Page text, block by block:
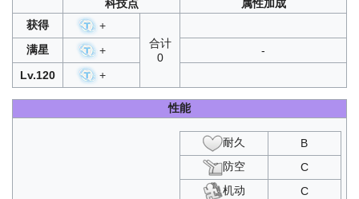
科技点
属性加成
获得
+
合计
0
满星 +
-
Lv.120
+
性能
耐久
B
防空
C
机动
C